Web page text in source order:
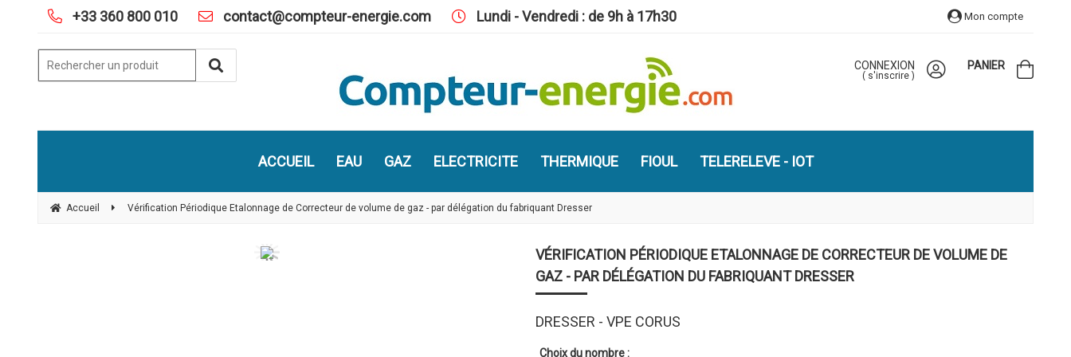
CONNEXION
( s'inscrire )
PANIER
ACCUEIL EAU GAZ ELECTRICITE THERMIQUE FIOUL TELERELEVE - IOT
Accueil Vérification Périodique Etalonnage de Correcteur de volume de gaz - par délégation du fabriquant Dresser
VÉRIFICATION PÉRIODIQUE ETALONNAGE DE CORRECTEUR DE VOLUME DE
GAZ - PAR DÉLÉGATION DU FABRIQUANT DRESSER
DRESSER - VPE CORUS
Choix du nombre :
+33 360 800 010 contact@compteur-energie.com Lundi - Vendredi : de 9h à 17h30 Mon compte